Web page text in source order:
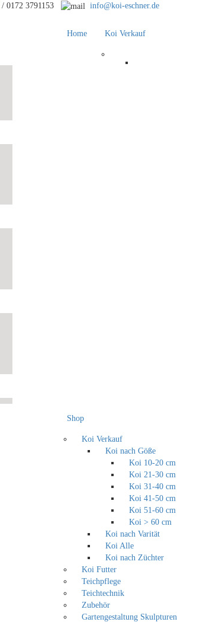
/ 0172 3791153 info@koi-eschner.de
Home Koi Verkauf
Shop
Koi Verkauf
Koi nach Göße
Koi 10-20 cm
Koi 21-30 cm
Koi 31-40 cm
Koi 41-50 cm
Koi 51-60 cm
Koi > 60 cm
Koi nach Varität
Koi Alle
Koi nach Züchter
Koi Futter
Teichpflege
Teichtechnik
Zubehör
Gartengestaltung Skulpturen